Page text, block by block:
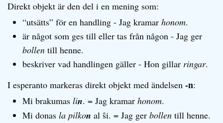
Direkt objekt är den del i en mening som:
“utsätts” för en handling - Jag kramar honom.
är något som ges till eller tas från någon - Jag ger
bollen till henne.
beskriver vad handlingen gäller - Hon gillar ringar.
I esperanto markeras direkt objekt med ändelsen -n:
Mi brakumas lin. = Jag kramar honom.
Mi donas la pilkon al ŝi. = Jag ger bollen till henne.